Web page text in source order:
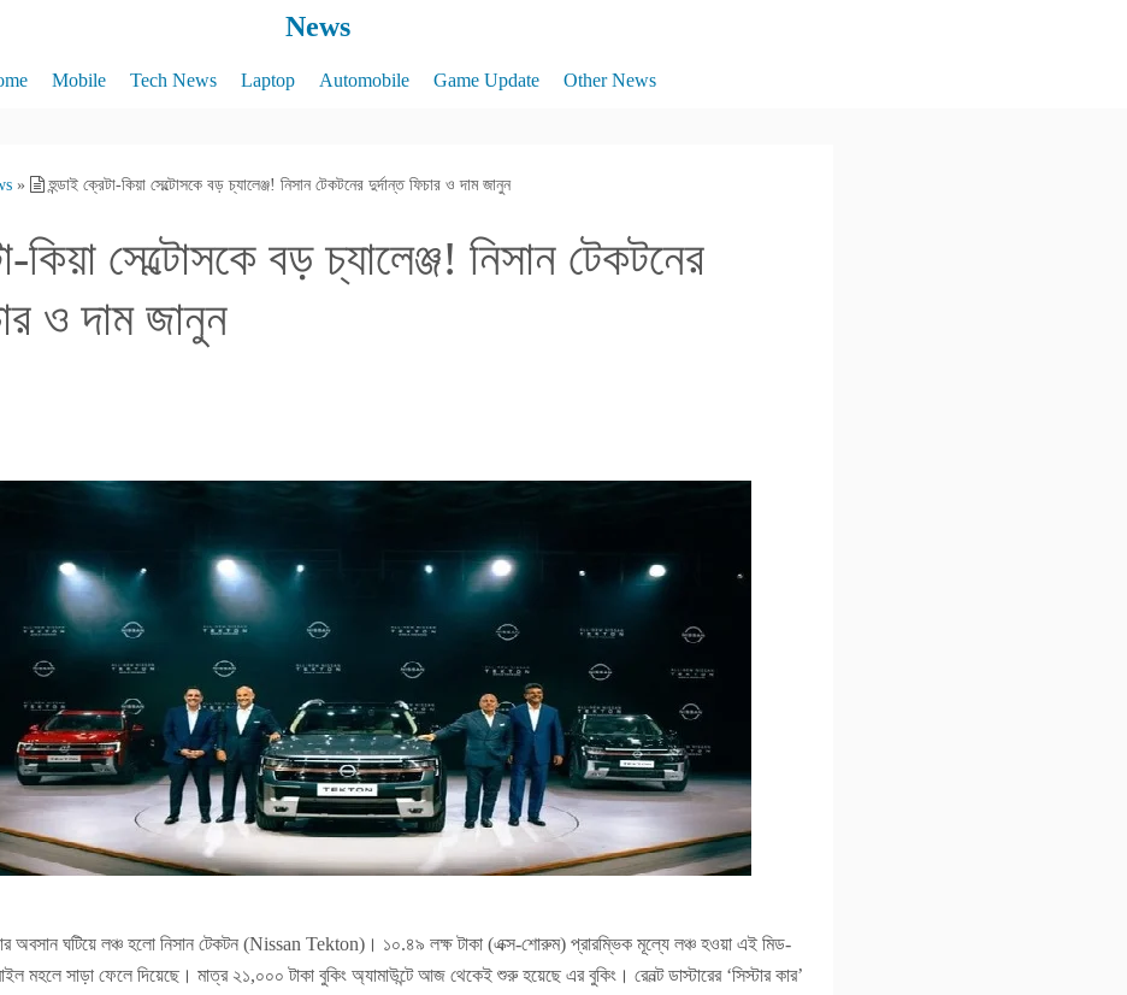
News
Mobile Tech News Laptop Automobile Game Update Other News
» হুন্ডাই ক্রেটা-কিয়া সেল্টোসকে বড় চ্যালেঞ্জ! নিসান টেকটনের দুর্দান্ত ফিচার ও দাম জানুন
কিয়া সেল্টোসকে বড় চ্যালেঞ্জ! নিসান টেকটনের
ও দাম জানুন
অবসান ঘটিয়ে লঞ্চ হলো নিসান টেকটন (Nissan Tekton)। ১০.৪৯ লক্ষ টাকা (এক্স-শোরুম) প্রারম্ভিক মূল্যে লঞ্চ হওয়া এই মিড-
মহলে সাড়া ফেলে দিয়েছে। মাত্র ২১,০০০ টাকা বুকিং অ্যামাউন্টে আজ থেকেই শুরু হয়েছে এর বুকিং। রেনল্ট ডাস্টারের ‘সিস্টার কার’